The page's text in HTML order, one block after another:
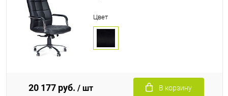
Цвет
20 177 руб. / шт В корзину